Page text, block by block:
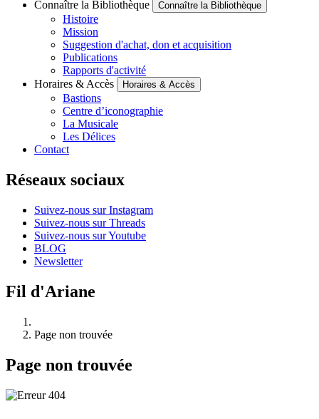
Connaître la Bibliothèque Connaître la Bibliothèque
Histoire
Mission
Suggestion d'achat, don et acquisition
Publications
Rapports d'activité
Horaires & Accès
Horaires & Accès
Bastions
Centre d’iconographie
La Musicale
Les Délices
Contact
Réseaux sociaux
Suivez-nous sur Instagram
Suivez-nous sur Threads
Suivez-nous sur Youtube
BLOG
Newsletter
Fil d'Ariane
Page non trouvée
Page non trouvée